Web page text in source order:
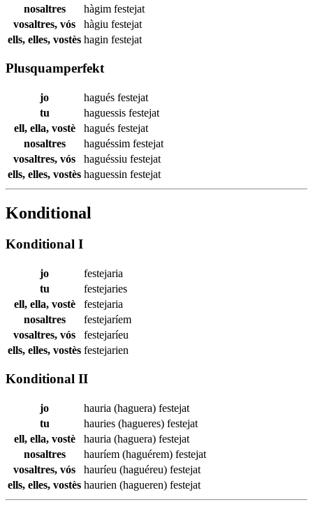
nosaltres
hàgim festejat
vosaltres, vós
hàgiu festejat
ells, elles, vostès hagin festejat
Plusquamperfekt
jo hagués festejat
tu
haguessis festejat
ell, ella, vostè
hagués festejat
nosaltres
haguéssim festejat
vosaltres, vós
haguéssiu festejat
ells, elles, vostès haguessin festejat
Konditional
Konditional I
jo
festejaria
tu
festejaries
ell, ella, vostè
festejaria
nosaltres
festejaríem
vosaltres, vós
festejaríeu
ells, elles, vostès festejarien
Konditional II
jo hauria (haguera) festejat
tu
hauries (hagueres) festejat
ell, ella, vostè
hauria (haguera) festejat
nosaltres
hauríem (haguérem) festejat
vosaltres, vós
hauríeu (haguéreu) festejat
ells, elles, vostès haurien (hagueren) festejat